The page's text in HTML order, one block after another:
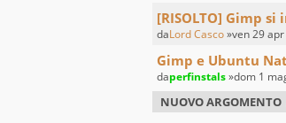
[RISOLTO] Gimp
daLord Casco»ven 29
Gimp e Ubuntu
daperfinstals»dom 1
NUOVO ARGOMENTO